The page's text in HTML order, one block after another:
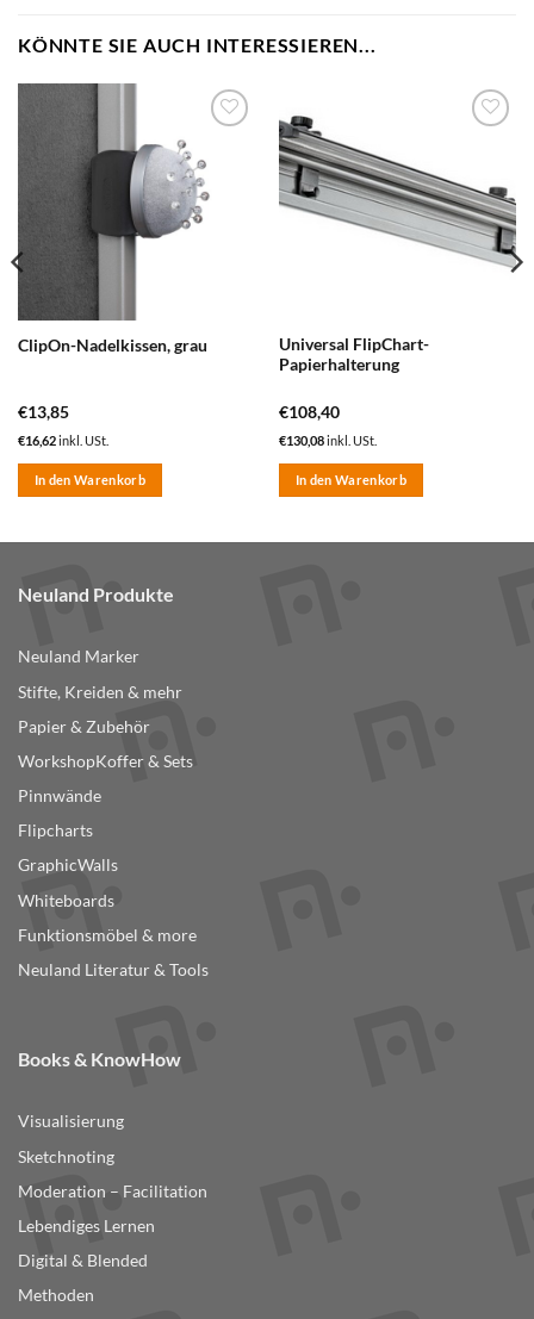
KÖNNTE SIE AUCH INTERESSIEREN...
Merkzettel
hinzufügen
ClipOn-Nadelkissen, grau
€13,85
€16,62inkl. USt.
In den Warenkorb
hinzufügen
Universal FlipChart-
Papierhalterung
€108,40
€130,08inkl. USt.
In den Warenkorb
Neuland Produkte
Neuland Marker
Stifte, Kreiden & mehr
Papier & Zubehör
WorkshopKoffer & Sets
Pinnwände
Flipcharts
GraphicWalls
Whiteboards
Funktionsmöbel & more
Neuland Literatur & Tools
Books & KnowHow
Visualisierung
Sketchnoting
Moderation – Facilitation
Lebendiges Lernen
Digital & Blended
Methoden